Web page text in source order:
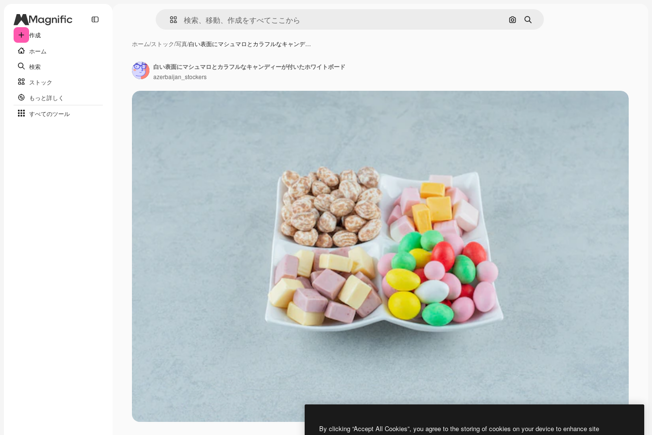
作成
ホーム
検索
ストック
もっと詳しく
すべてのツール
画像で検索
検索
ホーム/ストック/写真/白い表面にマシュマロとカラフルなキャンデ…
白い表面にマシュマロとカラフルなキャンディーが付いたホワイトボード
azerbaijan_stockers
By clicking “Accept All Cookies”, you agree to the storing of cookies on your device to enhance site